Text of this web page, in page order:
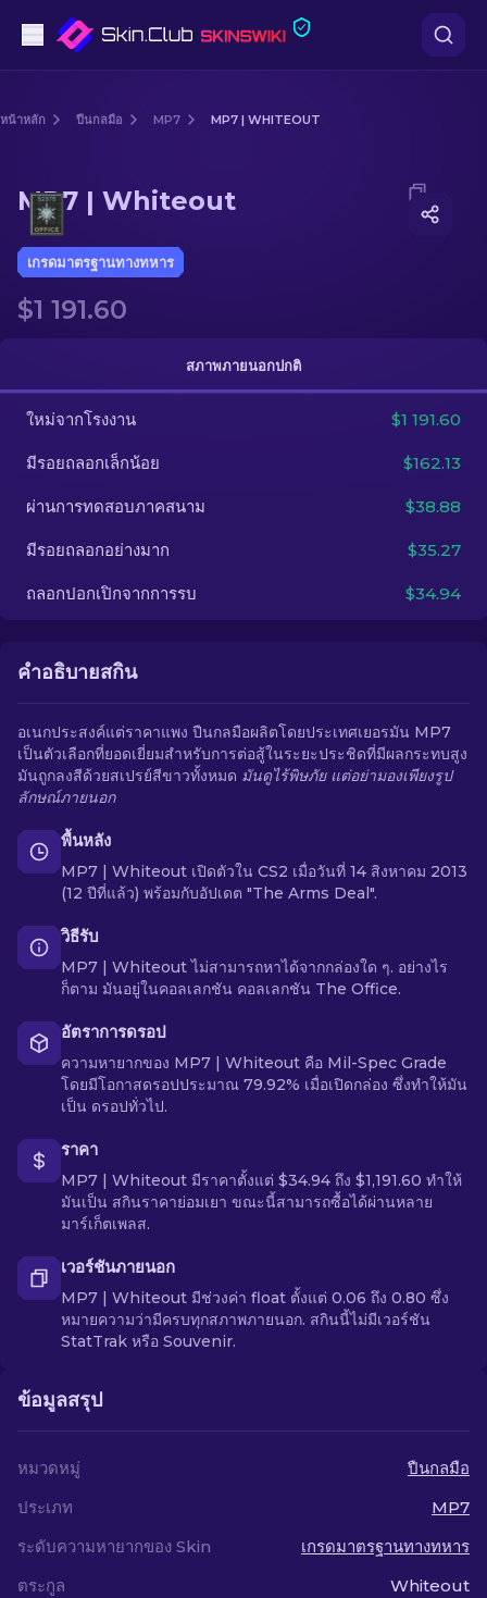
ปืนไรเฟิล
ปืนไรเฟิลซุ่มยิง
มีด
กล่อง
อื่น ๆ
หน้าหลัก ปืนกลมือ MP7 MP7 | WHITEOUT
Media of MP7 | Whiteout
MP7 | Whiteout
เกรดมาตรฐานทางทหาร
$1 191.60
สภาพภายนอกปกติ
ใหม่จากโรงงาน $1 191.60
มีรอยถลอกเล็กน้อย $162.13
ผ่านการทดสอบภาคสนาม $38.88
มีรอยถลอกอย่างมาก $35.27
ถลอกปอกเปิกจากการรบ $34.94
คำอธิบายสกิน
อเนกประสงค์แต่ราคาแพง ปืนกลมือผลิตโดยประเทศเยอรมัน MP7
เป็นตัวเลือกที่ยอดเยี่ยมสำหรับการต่อสู้ในระยะประชิดที่มีผลกระทบสูง
มันถูกลงสีด้วยสเปรย์สีขาวทั้งหมด มันดูไร้พิษภัย แต่อย่ามองเพียงรูป
ลักษณ์ภายนอก
พื้นหลัง
MP7 | Whiteout เปิดตัวใน CS2 เมื่อวันที่ 14 สิงหาคม 2013
(12 ปีที่แล้ว) พร้อมกับอัปเดต "The Arms Deal".
วิธีรับ
MP7 | Whiteout ไม่สามารถหาได้จากกล่องใด ๆ. อย่างไร
ก็ตาม มันอยู่ในคอลเลกชัน คอลเลกชัน The Office.
อัตราการดรอป
ความหายากของ MP7 | Whiteout คือ Mil-Spec Grade
โดยมีโอกาสดรอปประมาณ 79.92% เมื่อเปิดกล่อง ซึ่งทำให้มัน
เป็น ดรอปทั่วไป.
ราคา
MP7 | Whiteout มีราคาตั้งแต่ $34.94 ถึง $1,191.60 ทำให้
มันเป็น สกินราคาย่อมเยา ขณะนี้สามารถซื้อได้ผ่านหลาย
มาร์เก็ตเพลส.
เวอร์ชันภายนอก
MP7 | Whiteout มีช่วงค่า float ตั้งแต่ 0.06 ถึง 0.80 ซึ่ง
หมายความว่ามีครบทุกสภาพภายนอก. สกินนี้ไม่มีเวอร์ชัน
StatTrak หรือ Souvenir.
ข้อมูลสรุป
หมวดหมู่
ปืนกลมือ
ประเภท
MP7
ระดับความหายากของ Skin
เกรดมาตรฐานทางทหาร
ตระกูล
Whiteout